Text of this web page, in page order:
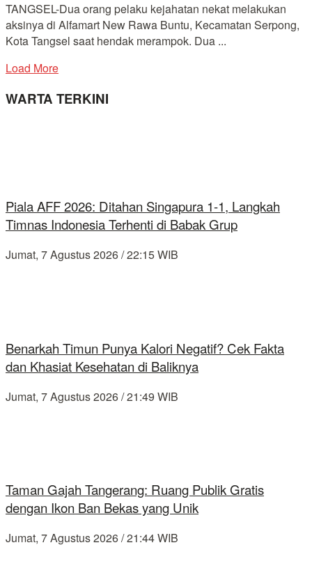
TANGSEL-Dua orang pelaku kejahatan nekat melakukan
aksinya di Alfamart New Rawa Buntu, Kecamatan Serpong,
Kota Tangsel saat hendak merampok. Dua ...
Load More
WARTA TERKINI
Piala AFF 2026: Ditahan Singapura 1-1, Langkah
Timnas Indonesia Terhenti di Babak Grup
Jumat, 7 Agustus 2026 / 22:15 WIB
Benarkah Timun Punya Kalori Negatif? Cek Fakta
dan Khasiat Kesehatan di Baliknya
Jumat, 7 Agustus 2026 / 21:49 WIB
Taman Gajah Tangerang: Ruang Publik Gratis
dengan Ikon Ban Bekas yang Unik
Jumat, 7 Agustus 2026 / 21:44 WIB